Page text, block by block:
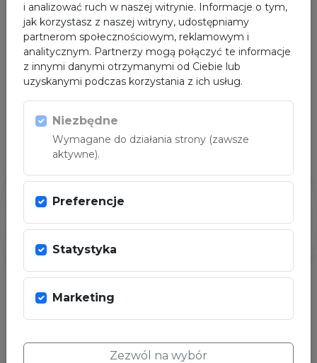
i analizować ruch w naszej witrynie. Informacje o tym,
jak korzystasz z naszej witryny, udostępniamy
partnerom społecznościowym, reklamowym i
analitycznym. Partnerzy mogą połączyć te informacje
z innymi danymi otrzymanymi od Ciebie lub
uzyskanymi podczas korzystania z ich usług.
Niezbędne
Wymagane do działania strony (zawsze
aktywne).
Preferencje
Statystyka
Marketing
Zezwól na wybór